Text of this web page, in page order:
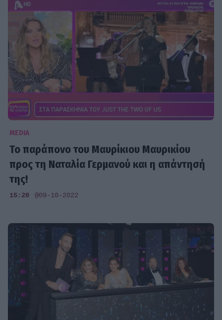
MEDIA
Το παράπονο του Μαυρίκιου Μαυρικίου
προς τη Ναταλία Γερμανού και η απάντησή
της!
15:20 @09-10-2022